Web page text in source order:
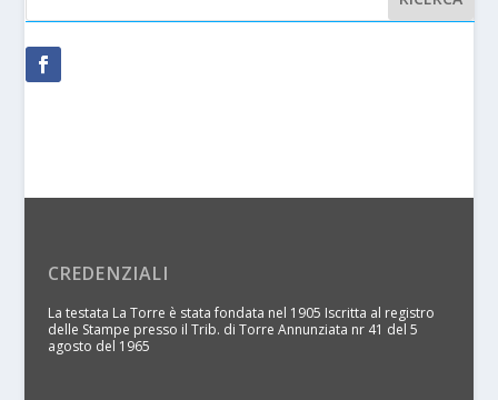
CREDENZIALI
La testata La Torre è stata fondata nel 1905 Iscritta al registro
delle Stampe presso il Trib. di Torre Annunziata nr 41 del 5
agosto del 1965